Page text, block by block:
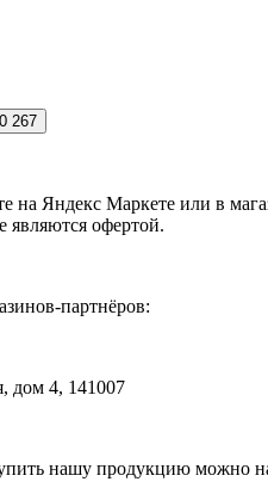
267
Яндекс Маркете или в
офертой.
партнёров:
дом 4, 141007
нашу продукцию можно на